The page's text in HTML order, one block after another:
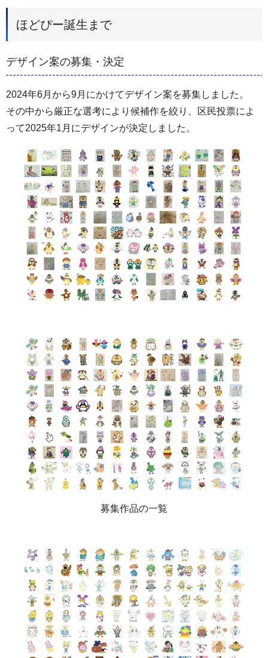
ほどぴー誕生まで
デザイン案の募集・決定
2024年6月から9月にかけてデザイン案を募集しました。
その中から厳正な選考により候補作を絞り、区民投票によ
って2025年1月にデザインが決定しました。
募集作品の一覧